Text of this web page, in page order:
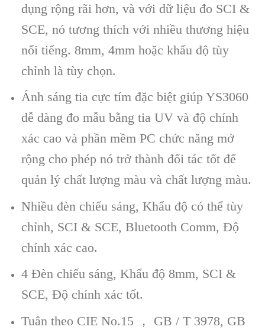
dụng rộng rãi hơn, và với dữ liệu đo SCI &
SCE, nó tương thích với nhiều thương hiệu
nổi tiếng. 8mm, 4mm hoặc khẩu độ tùy
chỉnh là tùy chọn.
Ánh sáng tia cực tím đặc biệt giúp YS3060
dễ dàng đo mẫu bằng tia UV và độ chính
xác cao và phần mềm PC chức năng mở
rộng cho phép nó trở thành đối tác tốt để
quản lý chất lượng màu và chất lượng màu.
Nhiều đèn chiếu sáng, Khẩu độ có thể tùy
chỉnh, SCI & SCE, Bluetooth Comm, Độ
chính xác cao.
4 Đèn chiếu sáng, Khẩu độ 8mm, SCI &
SCE, Độ chính xác tốt.
Tuân theo CIE No.15 ， GB / T 3978, GB